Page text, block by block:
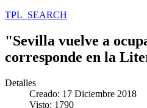
TPL_SEARCH
"Sevilla vuelve a
corresponde en la
Detalles
Creado: 17 Diciembre 2018
Visto: 1790